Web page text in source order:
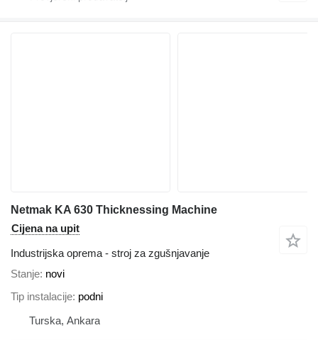
Netmak KA 630 Thicknessing Machine
Cijena na upit
Industrijska oprema - stroj za zgušnjavanje
Stanje novi
Tip instalacije podni
Turska, Ankara